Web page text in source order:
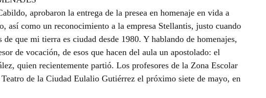
aprobaron la entrega de la presea en homenaje en vida a
así como un reconocimiento a la empresa Stellantis, justo cuando
de que mi tierra es ciudad desde 1980. Y hablando de homenajes,
de vocación, de esos que hacen del aula un apostolado: el
quien recientemente partió. Los profesores de la Zona Escolar
de la Ciudad Eulalio Gutiérrez el próximo siete de mayo, en